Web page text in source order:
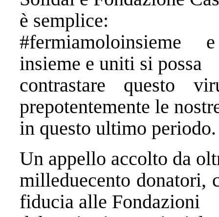
è semplice:
#fermiamoloinsieme
insieme e uniti si possa
contrastare questo
prepotentemente le
in questo ultimo periodo.
Un appello accolto da
milleduecento donatori,
fiducia alle Fondazioni